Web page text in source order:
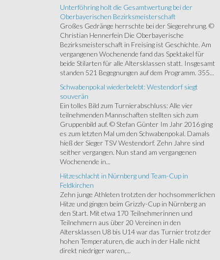
Unterföhring holt die Gesamtwertung bei der
Oberbayerischen Bezirksmeisterschaft
Großes Gedränge herrschte bei der Siegerehrung. ©
Christian Hennerfein Die Oberbayerische
Bezirksmeisterschaft in Freising ist Geschichte. Am
vergangenen Wochenende fand das Spektakel für
beide Stilarten für alle Altersklassen statt. Insgesamt
standen 521 Begegnungen auf dem Programm. 355...
Schwabenpokal wiederbelebt: Westendorf siegt
souverän
Ein tolles Bild zum Turnierabschluss: Alle vier
teilnehmenden Mannschaften stellten sich zum
Gruppenbild auf. © Stefan Günter Im Jahr 2016 ging
es zum letzten Mal um den Schwabenpokal. Damals
hieß der Sieger TSV Westendorf. Zehn Jahre sind
seither vergangen. Nun stand am vergangenen
Wochenende in...
Hitzeschlacht in Nürnberg und Team-Cup in
Feldkirchen
Zehn junge Athleten trotzten der hochsommerlichen
Hitze und gingen beim Grizzly-Cup in Nürnberg an
den Start. Mit etwa 170 Teilnehmerinnen und
Teilnehmern aus über 20 Vereinen in den
Altersklassen U8 bis U14 war das Turnier trotz der
hohen Temperaturen, die auch in der Halle nicht
direkt niedriger waren,...